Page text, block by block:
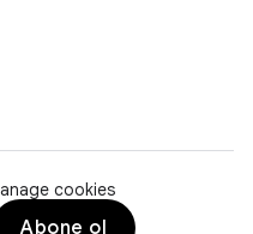
cookies
Abone ol